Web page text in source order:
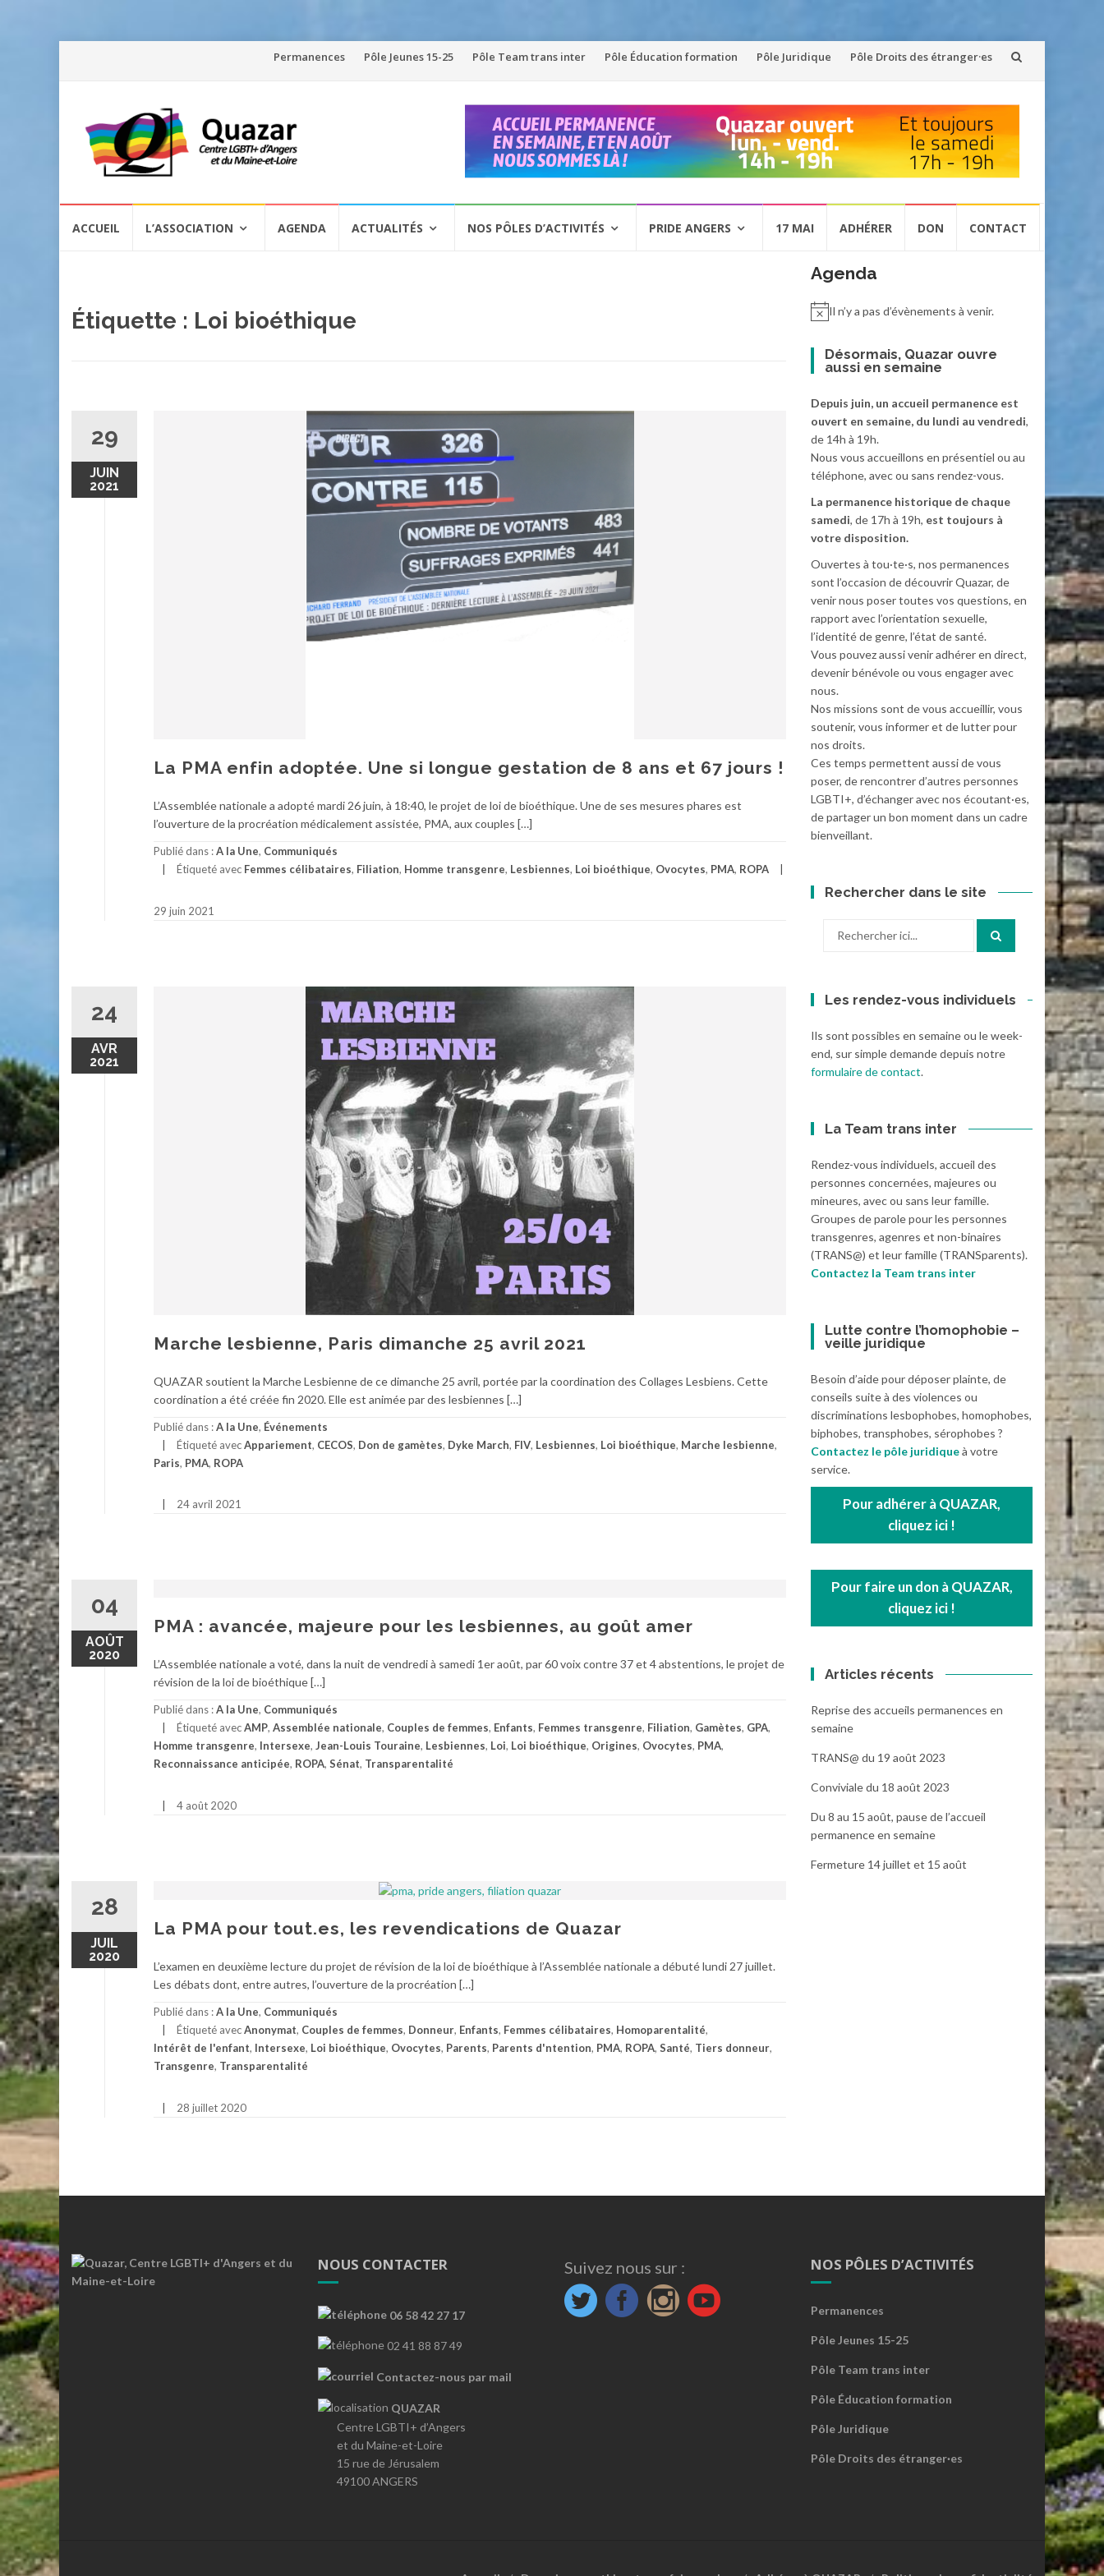
Aller
Permanences Pôle Jeunes 15-25 Pôle Team trans inter Pôle Éducation formation Pôle Juridique Pôle Droits des étranger·es
ACCUEIL L’ASSOCIATION AGENDA ACTUALITÉS NOS PÔLES D’ACTIVITÉS PRIDE ANGERS 17 MAI ADHÉRER DON CONTACT
Étiquette : Loi bioéthique
29
JUIN
2021
La PMA enfin adoptée. Une si longue gestation de 8 ans et 67 jours !
L’Assemblée nationale a adopté mardi 26 juin, à 18:40, le projet de loi de bioéthique. Une de ses mesures phares est
l’ouverture de la procréation médicalement assistée, PMA, aux couples […]
Publié dans :A la Une, Communiqués
Étiqueté avec Femmes célibataires, Filiation, Homme transgenre, Lesbiennes, Loi bioéthique, Ovocytes, PMA, ROPA
29 juin 2021
24
AVR
2021
Marche lesbienne, Paris dimanche 25 avril 2021
QUAZAR soutient la Marche Lesbienne de ce dimanche 25 avril, portée par la coordination des Collages Lesbiens. Cette
coordination a été créée fin 2020. Elle est animée par des lesbiennes […]
Publié dans :A la Une, Événements
Étiqueté avecAppariement, CECOS, Don de gamètes, Dyke March, FIV, Lesbiennes, Loi bioéthique, Marche lesbienne,
Paris, PMA, ROPA
24 avril 2021
04
AOÛT
2020
PMA : avancée, majeure pour les lesbiennes, au goût amer
L’Assemblée nationale a voté, dans la nuit de vendredi à samedi 1er août, par 60 voix contre 37 et 4 abstentions, le projet de
révision de la loi de bioéthique […]
Publié dans :A la Une, Communiqués
Étiqueté avecAMP, Assemblée nationale, Couples de femmes, Enfants, Femmes transgenre, Filiation, Gamètes, GPA,
Homme transgenre, Intersexe, Jean-Louis Touraine, Lesbiennes, Loi, Loi bioéthique, Origines, Ovocytes, PMA,
Reconnaissance anticipée, ROPA, Sénat, Transparentalité
4 août 2020
28
JUIL
2020
La PMA pour tout.es, les revendications de Quazar
L’examen en deuxième lecture du projet de révision de la loi de bioéthique à l’Assemblée nationale a débuté lundi 27 juillet.
Les débats dont, entre autres, l’ouverture de la procréation […]
Publié dans :A la Une, Communiqués
Étiqueté avecAnonymat, Couples de femmes, Donneur, Enfants, Femmes célibataires, Homoparentalité,
Intérêt de l'enfant, Intersexe, Loi bioéthique, Ovocytes, Parents, Parents d'ntention, PMA, ROPA, Santé, Tiers donneur,
Transgenre, Transparentalité
28 juillet 2020
Agenda
Il n’y a pas d’évènements à venir.
Désormais, Quazar ouvre
aussi en semaine
Depuis juin, un accueil permanence est
ouvert en semaine, du lundi au vendredi,
de 14h à 19h.
Nous vous accueillons en présentiel ou au
téléphone, avec ou sans rendez-vous.
La permanence historique de chaque
samedi, de 17h à 19h, est toujours à
votre disposition.
Ouvertes à tou·te·s, nos permanences
sont l’occasion de découvrir Quazar, de
venir nous poser toutes vos questions, en
rapport avec l’orientation sexuelle,
l’identité de genre, l’état de santé.
Vous pouvez aussi venir adhérer en direct,
devenir bénévole ou vous engager avec
nous.
Nos missions sont de vous accueillir, vous
soutenir, vous informer et de lutter pour
nos droits.
Ces temps permettent aussi de vous
poser, de rencontrer d’autres personnes
LGBTI+, d’échanger avec nos écoutant·es,
de partager un bon moment dans un cadre
bienveillant.
Rechercher dans le site
Les rendez-vous individuels
Ils sont possibles en semaine ou le week-
end, sur simple demande depuis notre
formulaire de contact.
La Team trans inter
Rendez-vous individuels, accueil des
personnes concernées, majeures ou
mineures, avec ou sans leur famille.
Groupes de parole pour les personnes
transgenres, agenres et non-binaires
(TRANS@) et leur famille (TRANSparents).
Contactez la Team trans inter
Lutte contre l’homophobie –
veille juridique
Besoin d’aide pour déposer plainte, de
conseils suite à des violences ou
discriminations lesbophobes, homophobes,
biphobes, transphobes, sérophobes ?
Contactez le pôle juridiqueà votre
service.
Pour adhérer à QUAZAR,
cliquez ici !
Pour faire un don à QUAZAR,
cliquez ici !
Articles récents
Reprise des accueils permanences en
semaine
TRANS@ du 19 août 2023
Conviviale du 18 août 2023
Du 8 au 15 août, pause de l’accueil
permanence en semaine
Fermeture 14 juillet et 15 août
NOUS CONTACTER
06 58 42 27 17
02 41 88 87 49
Contactez-nous par mail
QUAZAR
Centre LGBTI+ d’Angers
et du Maine-et-Loire
15 rue de Jérusalem
49100 ANGERS
Suivez nous sur : NOS PÔLES D’ACTIVITÉS
Permanences
Pôle Jeunes 15-25
Pôle Team trans inter
Pôle Éducation formation
Pôle Juridique
Pôle Droits des étranger·es